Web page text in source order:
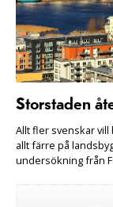
Storstaden
Allt fler svenskar
allt färre på
undersökning från